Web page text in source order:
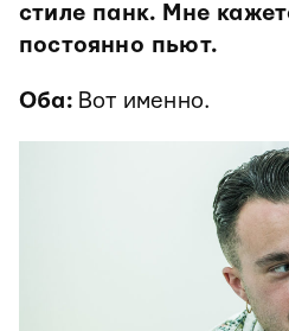
стиле панк. Мне
постоянно пьют.
Оба:Вот именно.